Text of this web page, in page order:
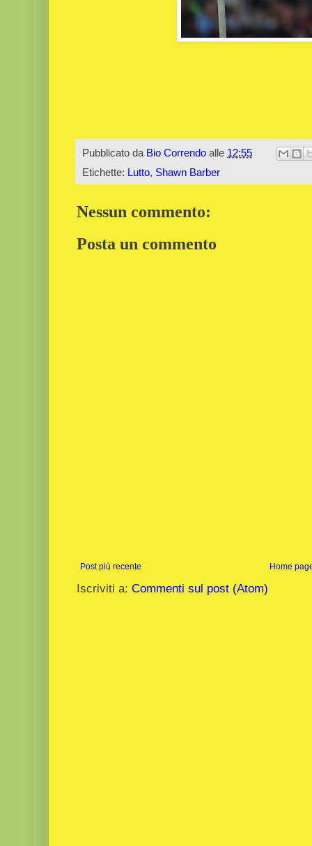
Pubblicato da Bio Correndo alle 12:55
Etichette: Lutto, Shawn Barber
Nessun commento:
Posta un commento
Post più recente Home
Iscriviti a: Commenti sul post (Atom)